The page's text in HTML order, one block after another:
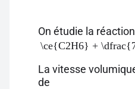
Pour profiter de
On étudie la
\ce{C2H6} +
La vitesse
de